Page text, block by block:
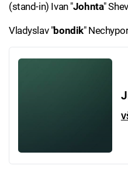
(stand-in) Ivan "Johnta"
Vladyslav "bondik"